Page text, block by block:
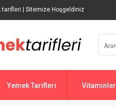
tarifleri | Sitemize Hoşgeldiniz
Yemek Tarifleri Vitaminler